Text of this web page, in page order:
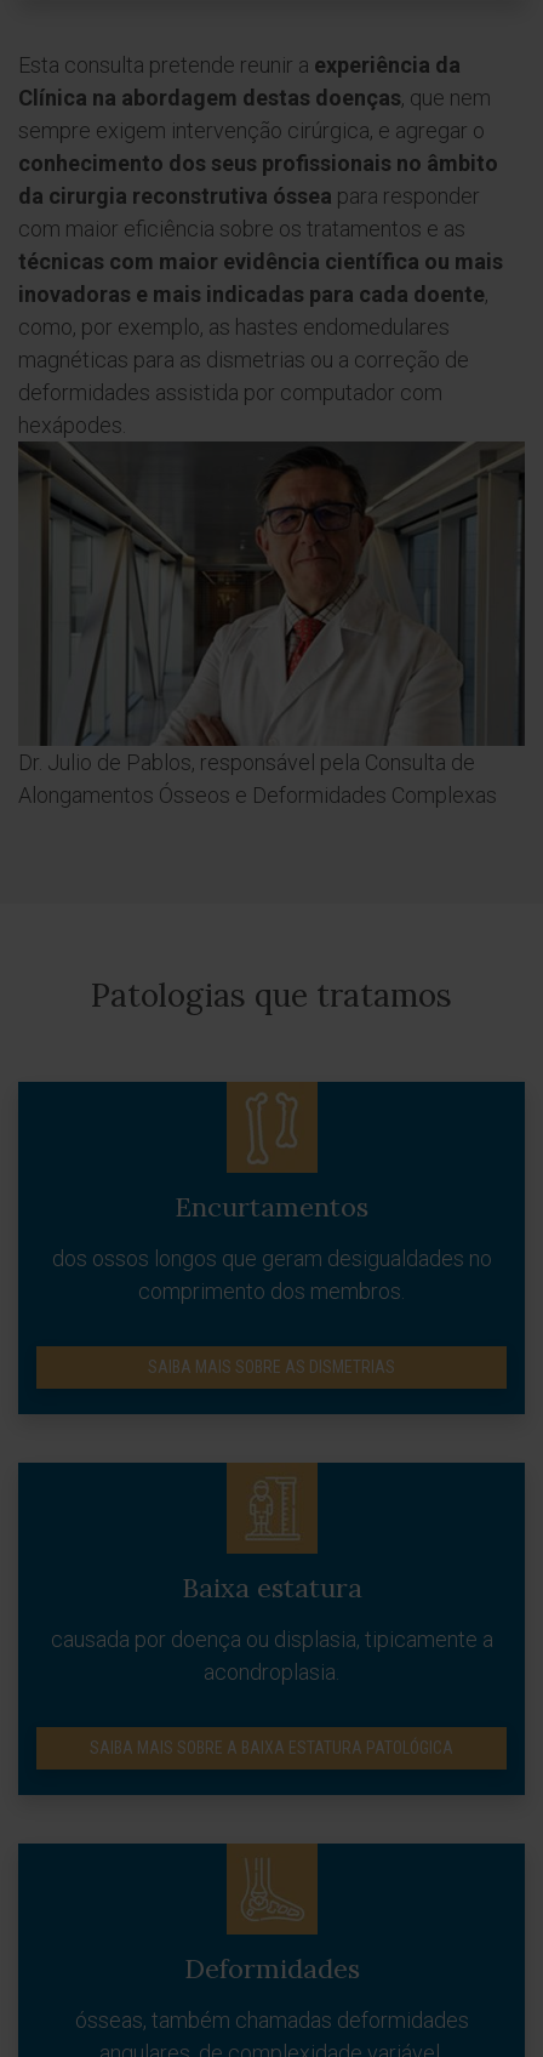
Esta consulta pretende reunir a experiência da
Clínica na abordagem destas doenças, que nem
sempre exigem intervenção cirúrgica, e agregar o
conhecimento dos seus profissionais no âmbito
da cirurgia reconstrutiva óssea para responder
com maior eficiência sobre os tratamentos e as
técnicas com maior evidência científica ou mais
inovadoras e mais indicadas para cada doente,
como, por exemplo, as hastes endomedulares
magnéticas para as dismetrias ou a correção de
deformidades assistida por computador com
hexápodes.
Dr. Julio de Pablos, responsável pela Consulta de
Alongamentos Ósseos e Deformidades Complexas
Patologias que tratamos
Encurtamentos
dos ossos longos que geram desigualdades no
comprimento dos membros.
SAIBA MAIS SOBRE AS DISMETRIAS
Baixa estatura
causada por doença ou displasia, tipicamente a
acondroplasia.
SAIBA MAIS SOBRE A BAIXA ESTATURA PATOLÓGICA
Deformidades
ósseas, também chamadas deformidades